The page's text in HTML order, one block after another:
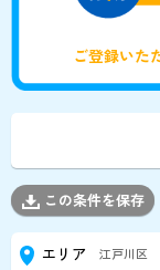
ご登録いた
この条件を保存
エリア 江戸川区